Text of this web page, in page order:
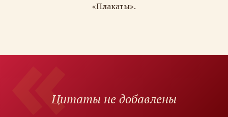
«Плакаты».
Цитаты не добавлены